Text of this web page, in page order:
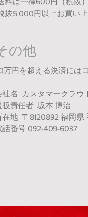
料は一律600円（税抜
抜5,000円以上お買い
の他
万円を超える決済には
社名 カスタマークラウ
販責任者 坂本 博治
在地 〒8120892 福岡県
話番号 092-409-6037